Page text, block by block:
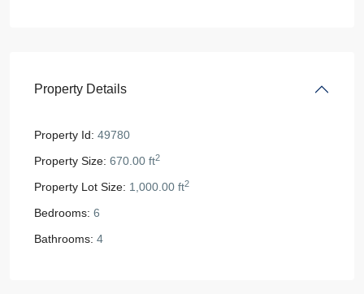
Property Details
Property Id: 49780
Property Size: 670.00 ft2
Property Lot Size: 1,000.00 ft2
Bedrooms: 6
Bathrooms: 4